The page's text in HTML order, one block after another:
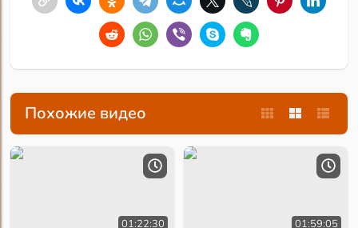
Похожие видео
01:22:30 01:59:05